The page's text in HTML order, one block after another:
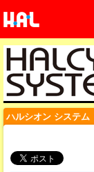
ハルシオン システム